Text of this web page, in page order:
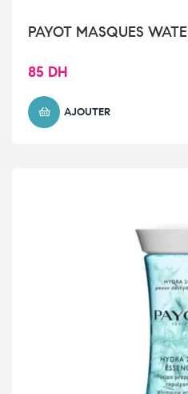
PAYOT MASQUES
85 DH
AJOUTER